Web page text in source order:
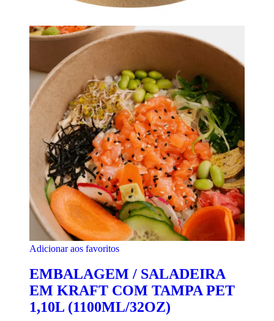
Adicionar aos favoritos
EMBALAGEM / SALADEIRA
EM KRAFT COM TAMPA PET
1,10L (1100ML/32OZ)